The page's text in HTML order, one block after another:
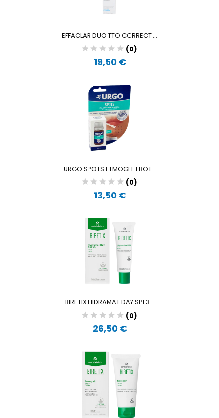
EFFACLAR DUO TTO CORRECT ...
(0)
19,50 €
URGO SPOTS FILMOGEL 1 BOT...
(0)
13,50 €
BIRETIX HIDRAMAT DAY SPF3...
(0)
26,50 €